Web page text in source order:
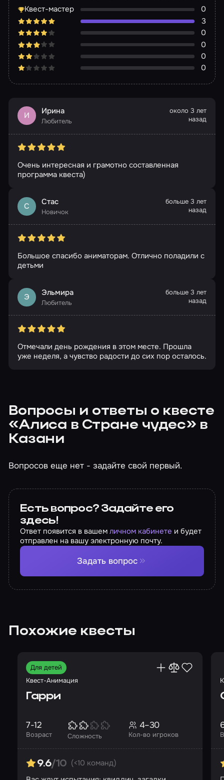
Квест-мастер
0
3
0
0
0
0
И Ирина
Любитель
около 3 лет
назад
Очень интересная и грамотно составленная
программа квеста)
С Стас
Новичок
больше 3 лет
назад
Большое спасибо аниматорам. Отлично поладили с
детьми
Э Эльмира
Любитель
больше 3 лет
назад
Отмечали день рождения в этом месте. Прошла
уже неделя, а чувство радости до сих пор осталось.
Вопросы и ответы о квесте
«Алиса в Стране чудес» в
Казани
Вопросов еще нет - задайте свой первый.
Есть вопрос? Задайте его
здесь!
Ответ появится в вашемличном кабинете и будет
отправлен на вашу электронную почту.
Задать вопрос
Похожие квесты
Для детей
Квест-Анимация
Гарри
Возраст
7-12
Сложность Кол-во игроков
4–30
9.6/10 (<10 команд)